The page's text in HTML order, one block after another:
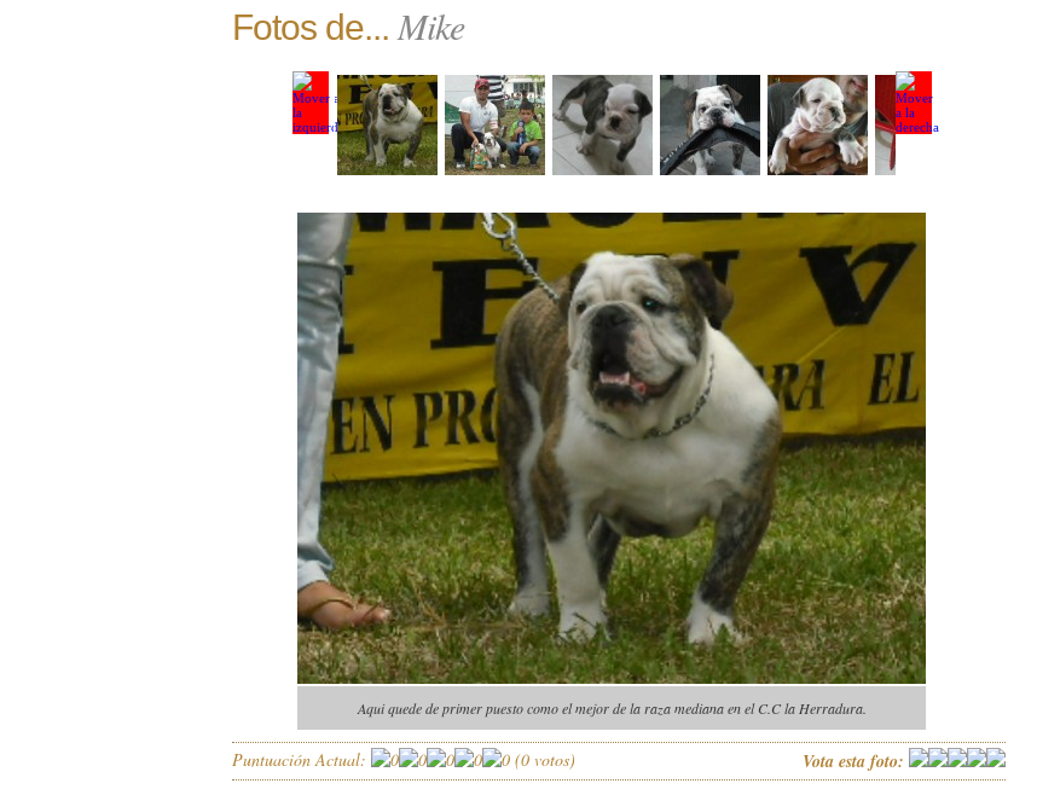
Fotos de... Mike
Aqui quede de primer puesto como el mejor de la raza mediana en el C.C la Herradura.
Puntuación Actual: (0 votos) Vota esta foto: